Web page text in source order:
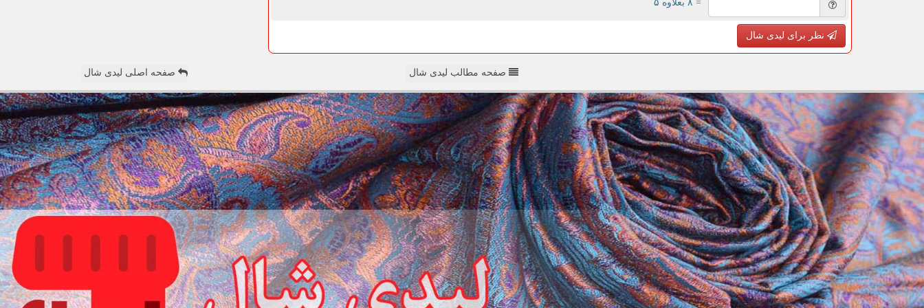
= ۸ بعلاوه ۵
نظر برای لیدی شال
صفحه مطالب لیدی شال صفحه اصلی لیدی شال